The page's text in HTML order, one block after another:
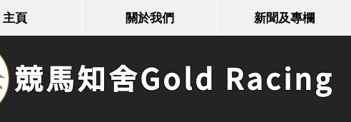
主頁 關於我們 新聞及專欄
競馬知舍Gold Racing